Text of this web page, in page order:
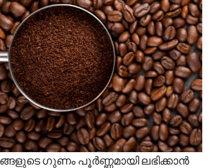
ഗുണം പൂർണ്ണമായി ലഭിക്കാൻ